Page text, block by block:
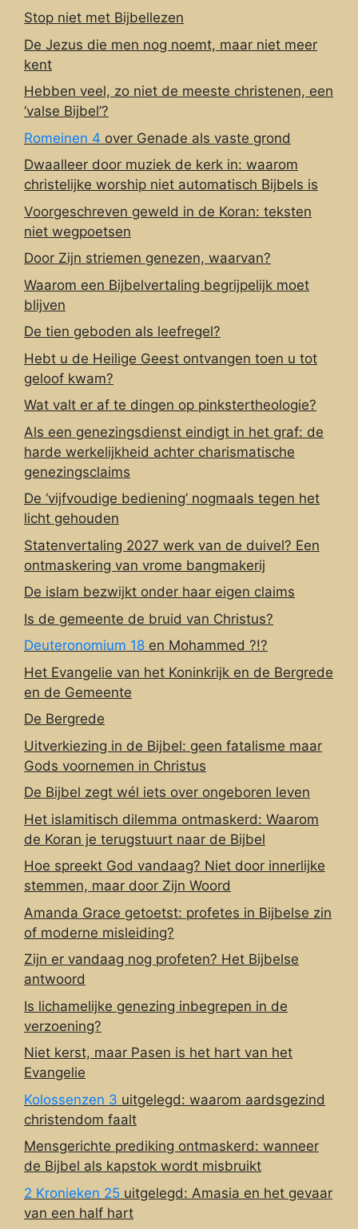
Stop niet met Bijbellezen
De Jezus die men nog noemt, maar niet meer
kent
Hebben veel, zo niet de meeste christenen, een
‘valse Bijbel’?
Romeinen 4 over Genade als vaste grond
Dwaalleer door muziek de kerk in: waarom
christelijke worship niet automatisch Bijbels is
Voorgeschreven geweld in de Koran: teksten
niet wegpoetsen
Door Zijn striemen genezen, waarvan?
Waarom een Bijbelvertaling begrijpelijk moet
blijven
De tien geboden als leefregel?
Hebt u de Heilige Geest ontvangen toen u tot
geloof kwam?
Wat valt er af te dingen op pinkstertheologie?
Als een genezingsdienst eindigt in het graf: de
harde werkelijkheid achter charismatische
genezingsclaims
De ‘vijfvoudige bediening’ nogmaals tegen het
licht gehouden
Statenvertaling 2027 werk van de duivel? Een
ontmaskering van vrome bangmakerij
De islam bezwijkt onder haar eigen claims
Is de gemeente de bruid van Christus?
Deuteronomium 18 en Mohammed ?!?
Het Evangelie van het Koninkrijk en de Bergrede
en de Gemeente
De Bergrede
Uitverkiezing in de Bijbel: geen fatalisme maar
Gods voornemen in Christus
De Bijbel zegt wél iets over ongeboren leven
Het islamitisch dilemma ontmaskerd: Waarom
de Koran je terugstuurt naar de Bijbel
Hoe spreekt God vandaag? Niet door innerlijke
stemmen, maar door Zijn Woord
Amanda Grace getoetst: profetes in Bijbelse zin
of moderne misleiding?
Zijn er vandaag nog profeten? Het Bijbelse
antwoord
Is lichamelijke genezing inbegrepen in de
verzoening?
Niet kerst, maar Pasen is het hart van het
Evangelie
Kolossenzen 3 uitgelegd: waarom aardsgezind
christendom faalt
Mensgerichte prediking ontmaskerd: wanneer
de Bijbel als kapstok wordt misbruikt
2 Kronieken 25 uitgelegd: Amasia en het gevaar
van een half hart